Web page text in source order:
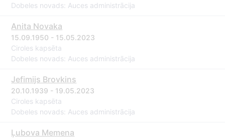
Dobeles novads: Auces administrācija
Anita Novaka
15.09.1950 - 15.05.2023
Ciroles kapsēta
Dobeles novads: Auces administrācija
Jefimijs Brovkins
20.10.1939 - 19.05.2023
Ciroles kapsēta
Dobeles novads: Auces administrācija
Ļubova Memena